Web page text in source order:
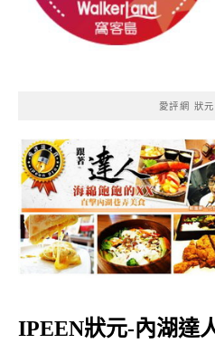
愛評網 狀
IPEEN狀元-內湖達